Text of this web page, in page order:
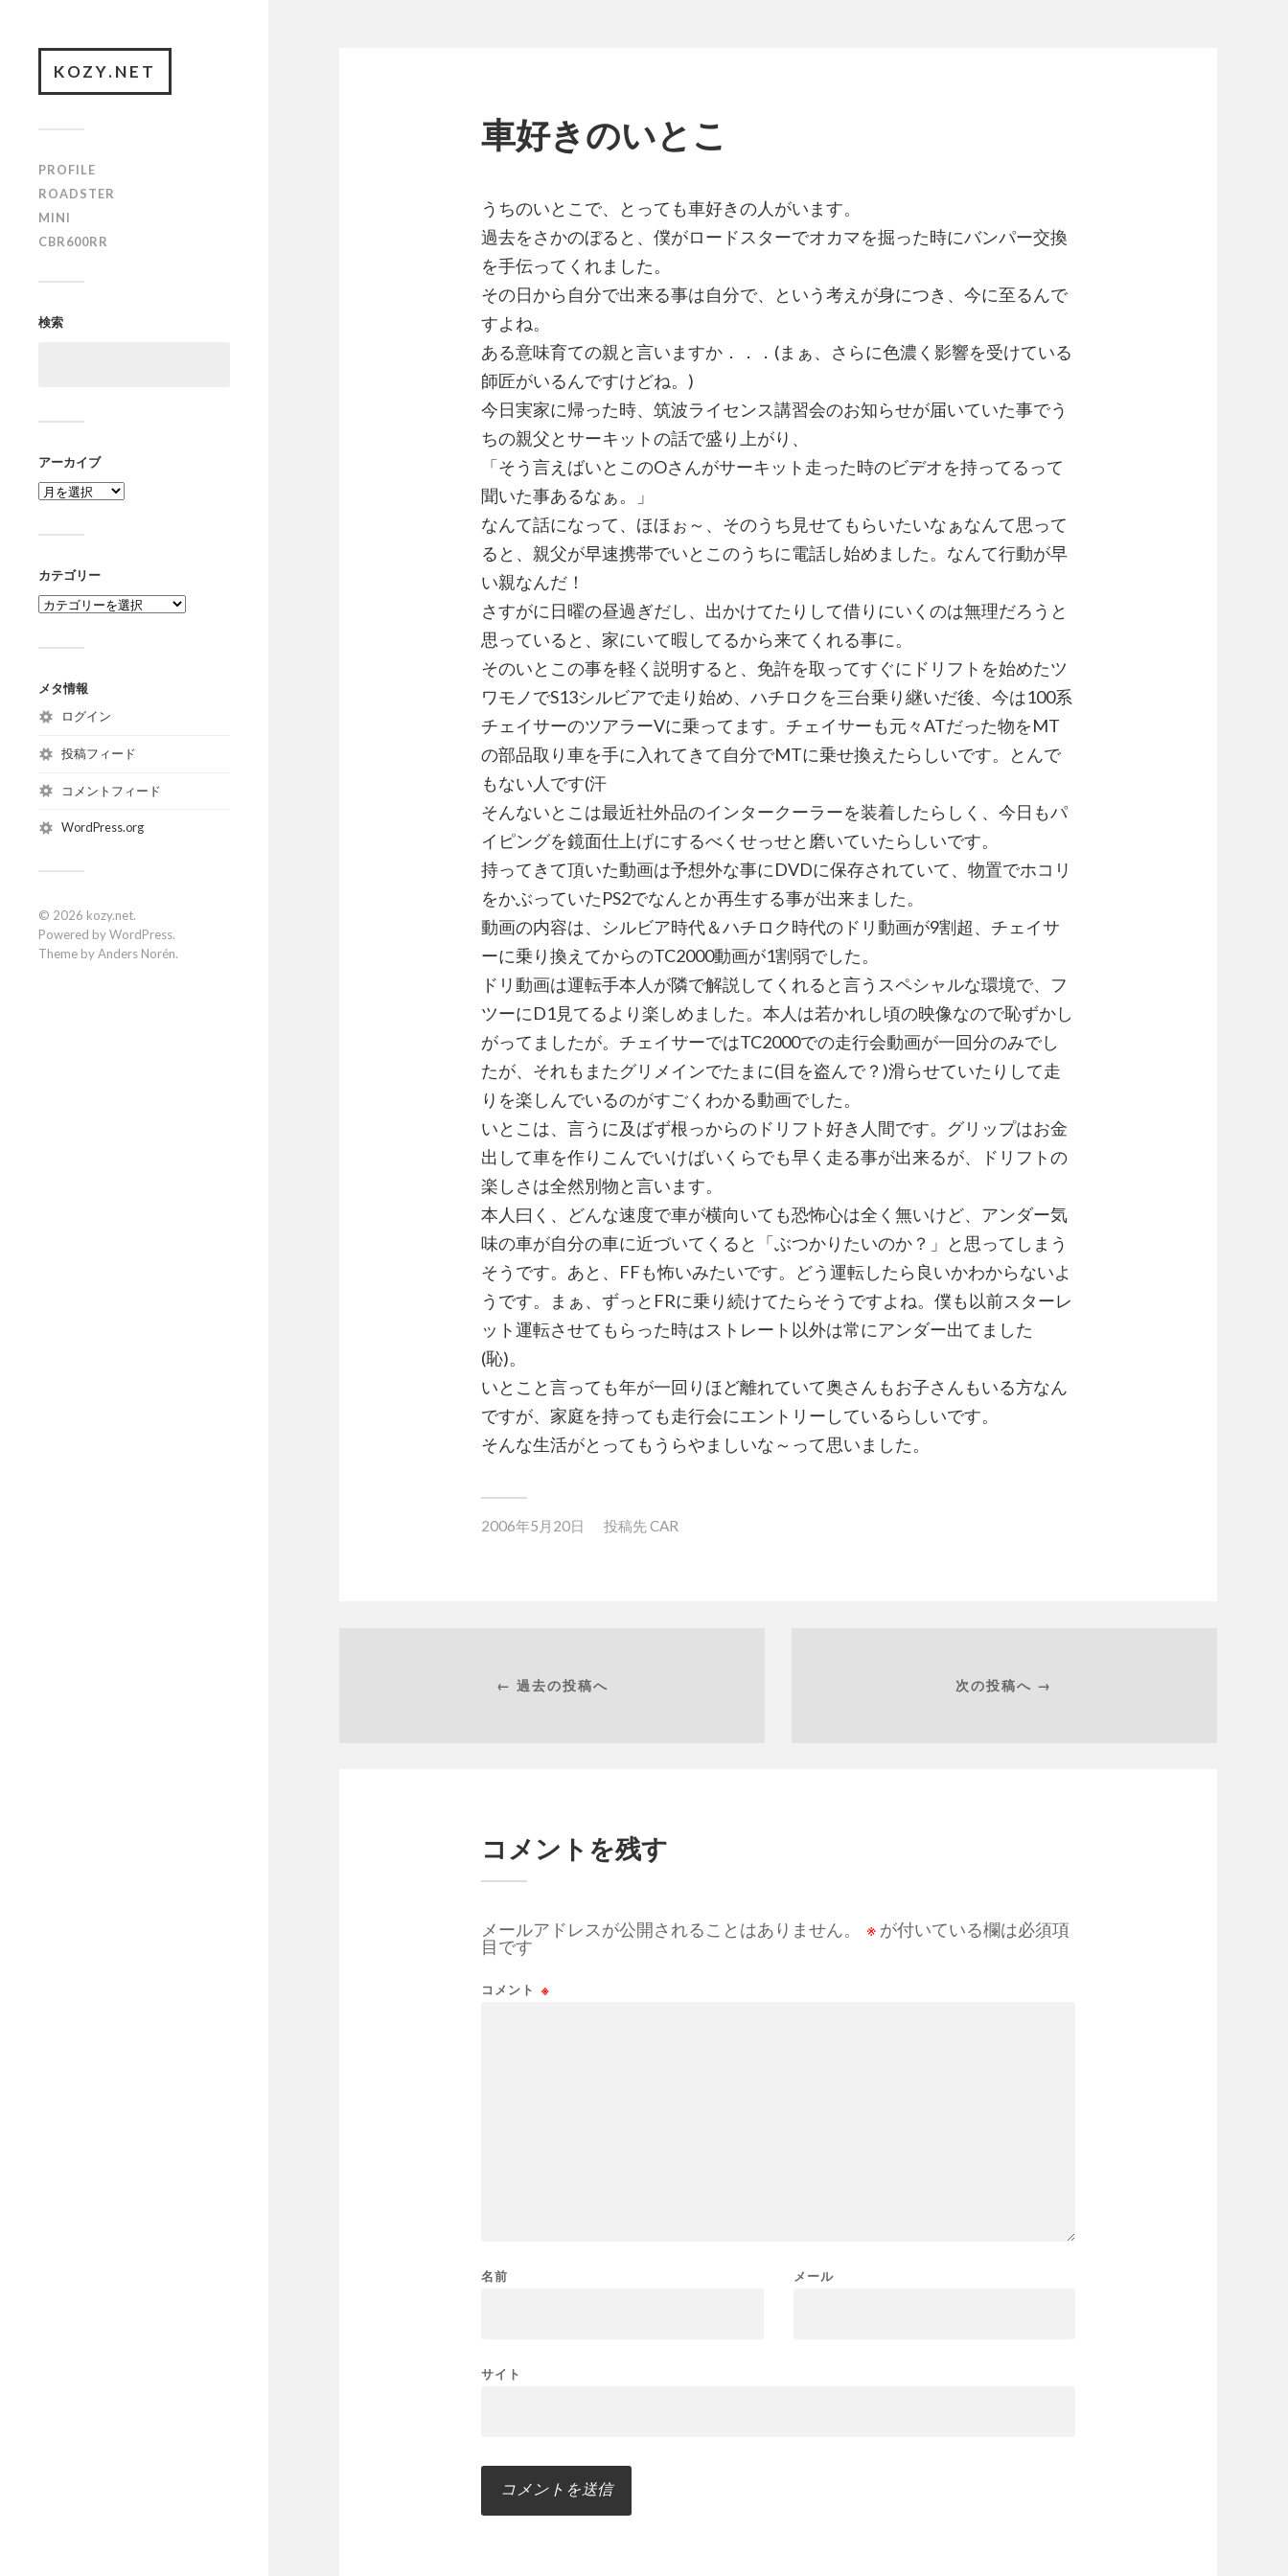
KOZY.NET
PROFILE
ROADSTER
MINI
CBR600RR
検索
アーカイブ
カテゴリー
メタ情報
ログイン
投稿フィード
コメントフィード
WordPress.org
© 2026 kozy.net.
Powered byWordPress.
Theme byAnders Norén.
車好きのいとこ
うちのいとこで、とっても車好きの人がいます。
過去をさかのぼると、僕がロードスターでオカマを掘った時にバンパー交換
を手伝ってくれました。
その日から自分で出来る事は自分で、という考えが身につき、今に至るんで
すよね。
ある意味育ての親と言いますか．．．(まぁ、さらに色濃く影響を受けている
師匠がいるんですけどね。)
今日実家に帰った時、筑波ライセンス講習会のお知らせが届いていた事でう
ちの親父とサーキットの話で盛り上がり、
「そう言えばいとこのOさんがサーキット走った時のビデオを持ってるって
聞いた事あるなぁ。」
なんて話になって、ほほぉ～、そのうち見せてもらいたいなぁなんて思って
ると、親父が早速携帯でいとこのうちに電話し始めました。なんて行動が早
い親なんだ！
さすがに日曜の昼過ぎだし、出かけてたりして借りにいくのは無理だろうと
思っていると、家にいて暇してるから来てくれる事に。
そのいとこの事を軽く説明すると、免許を取ってすぐにドリフトを始めたツ
ワモノでS13シルビアで走り始め、ハチロクを三台乗り継いだ後、今は100系
チェイサーのツアラーVに乗ってます。チェイサーも元々ATだった物をMT
の部品取り車を手に入れてきて自分でMTに乗せ換えたらしいです。とんで
もない人です(汗
そんないとこは最近社外品のインタークーラーを装着したらしく、今日もパ
イピングを鏡面仕上げにするべくせっせと磨いていたらしいです。
持ってきて頂いた動画は予想外な事にDVDに保存されていて、物置でホコリ
をかぶっていたPS2でなんとか再生する事が出来ました。
動画の内容は、シルビア時代＆ハチロク時代のドリ動画が9割超、チェイサ
ーに乗り換えてからのTC2000動画が1割弱でした。
ドリ動画は運転手本人が隣で解説してくれると言うスペシャルな環境で、フ
ツーにD1見てるより楽しめました。本人は若かれし頃の映像なので恥ずかし
がってましたが。チェイサーではTC2000での走行会動画が一回分のみでし
たが、それもまたグリメインでたまに(目を盗んで？)滑らせていたりして走
りを楽しんでいるのがすごくわかる動画でした。
いとこは、言うに及ばず根っからのドリフト好き人間です。グリップはお金
出して車を作りこんでいけばいくらでも早く走る事が出来るが、ドリフトの
楽しさは全然別物と言います。
本人曰く、どんな速度で車が横向いても恐怖心は全く無いけど、アンダー気
味の車が自分の車に近づいてくると「ぶつかりたいのか？」と思ってしまう
そうです。あと、FFも怖いみたいです。どう運転したら良いかわからないよ
うです。まぁ、ずっとFRに乗り続けてたらそうですよね。僕も以前スターレ
ット運転させてもらった時はストレート以外は常にアンダー出てました
(恥)。
いとこと言っても年が一回りほど離れていて奥さんもお子さんもいる方なん
ですが、家庭を持っても走行会にエントリーしているらしいです。
そんな生活がとってもうらやましいな～って思いました。
2006年5月20日 投稿先 CAR
← 過去の投稿へ 次の投稿へ →
コメントを残す
メールアドレスが公開されることはありません。 ※ が付いている欄は必須項
目です
コメント ※
名前 メール
サイト